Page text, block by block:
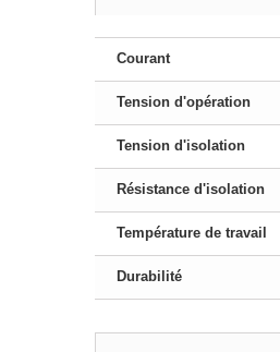
Courant
Tension d'opération
Tension d'isolation
Résistance d'isolation
Température de travail
Durabilité